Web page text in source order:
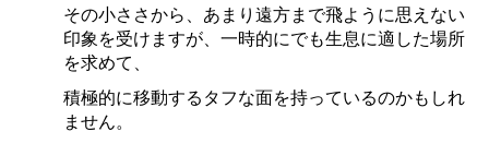
その小ささから、あまり遠方まで飛ように思えない
印象を受けますが、一時的にでも生息に適した場所
を求めて、
積極的に移動するタフな面を持っているのかもしれ
ません。